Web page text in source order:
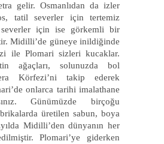
gelir. Osmanlıdan da izler
tatil severler için tertemiz
için ise görkemli bir
Midilli’de güneye inildiğinde
ile Plomari sizleri kucaklar.
ağaçları, solunuzda bol
Körfezi’ni takip ederek
onlarca tarihi imalathane
Günümüzde birçoğu
üretilen sabun, boya
Midilli’den dünyanın her
Plomari’ye giderken